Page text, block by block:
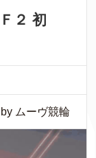
２ 初
by ムーヴ競輪